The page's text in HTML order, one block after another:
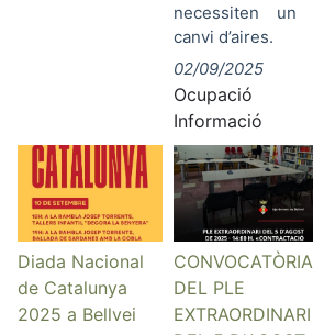
necessiten un
canvi d’aires.
02/09/2025
Ocupació
Informació
Diada Nacional
de Catalunya
2025 a Bellvei
CONVOCATÒRIA
DEL PLE
EXTRAORDINARI